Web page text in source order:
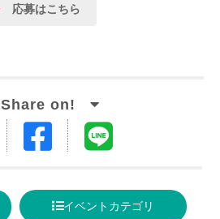
応募はこちら
Facebook
る
イベントカテゴリ